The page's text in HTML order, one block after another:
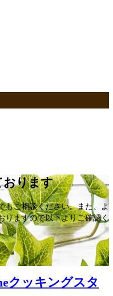
おります
もご相談ください。また、よ
りますので以下よりご確認く